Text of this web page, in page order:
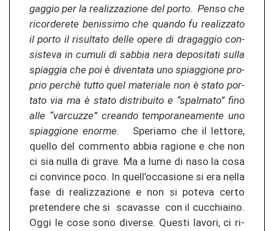
gag­gio per la re­a­li­z­za­zio­ne del porto. Penso che
ri­cor­de­re­te be­nis­si­mo che quan­do fu re­a­li­z­za­to
il porto il ri­sul­ta­to delle opere di dra­gag­gio con­
sis­te­va in cumu­li di sab­bia nera de­po­si­ta­ti sulla
spiag­gia che poi è di­ven­ta­ta uno spiag­gio­ne pro­
prio perchè tutto quel ma­te­ria­le non è stato por­
ta­to via ma è stato dis­tri­bui­to e “spal­ma­to” fino
alle “var­cu­z­ze” crean­do tem­po­ra­nea­men­te uno
spiag­gio­ne enor­me. Spe­ria­mo che il let­to­re,
quel­lo del com­men­to abbia ra­gio­ne e che non
ci sia nulla di grave. Ma a lume di naso la cosa
ci con­vin­ce poco. In quell’oc­ca­sio­ne si era nella
fase di re­a­li­z­za­zio­ne e non si po­te­va certo
pre­ten­de­re che si scav­as­se con il cuc­chiai­no.
Oggi le cose sono di­ver­se. Ques­ti la­vo­ri, ci ri­